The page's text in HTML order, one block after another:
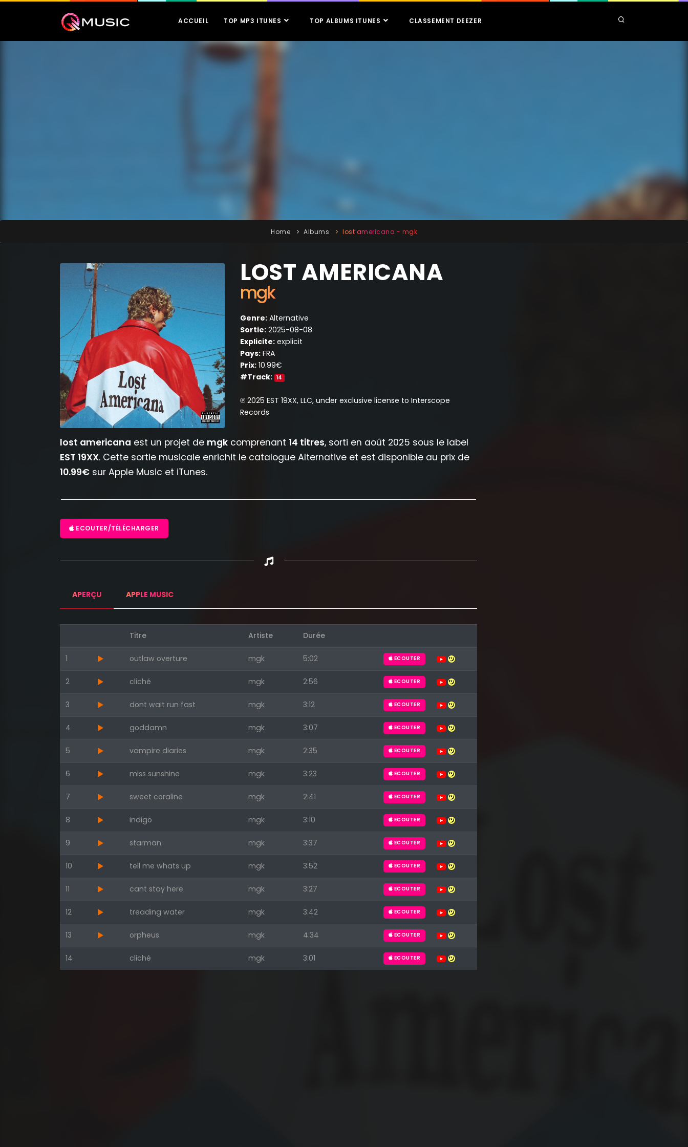
ACCUEIL TOP MP3 ITUNES TOP ALBUMS ITUNES CLASSEMENT DEEZER
Home Albums lost americana - mgk
LOST AMERICANA
mgk
Genre: Alternative
Sortie: 2025-08-08
Explicite: explicit
Pays: FRA
Prix: 10.99€
#Track: 14
℗ 2025 EST 19XX, LLC, under exclusive license to Interscope
Records
lost americana est un projet de mgk comprenant 14 titres, sorti en août 2025 sous le label
EST 19XX. Cette sortie musicale enrichit le catalogue Alternative et est disponible au prix de
10.99€ sur Apple Music et iTunes.
ECOUTER/TÉLÉCHARGER
APERÇU APPLE MUSIC
Titre Artiste Durée
1 outlaw overture mgk 5:02 ECOUTER
2 cliché mgk 2:56 ECOUTER
3 dont wait run fast mgk 3:12 ECOUTER
4 goddamn mgk 3:07 ECOUTER
5 vampire diaries mgk 2:35 ECOUTER
6 miss sunshine mgk 3:23 ECOUTER
7 sweet coraline mgk 2:41 ECOUTER
8 indigo mgk 3:10 ECOUTER
9 starman mgk 3:37 ECOUTER
10 tell me whats up mgk 3:52 ECOUTER
11 cant stay here mgk 3:27 ECOUTER
12 treading water mgk 3:42 ECOUTER
13 orpheus mgk 4:34 ECOUTER
14 cliché mgk 3:01 ECOUTER